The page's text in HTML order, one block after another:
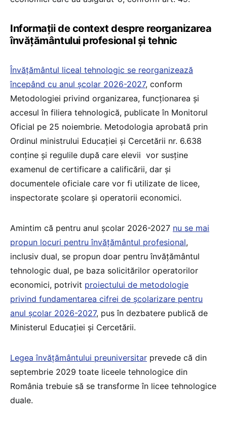
Informații de context despre reorganizarea
învățământului profesional și tehnic
Învățământul liceal tehnologic se reorganizează
începând cu anul școlar 2026-2027, conform
Metodologiei privind organizarea, funcționarea și
accesul în filiera tehnologică, publicate în Monitorul
Oficial pe 25 noiembrie. Metodologia aprobată prin
Ordinul ministrului Educației și Cercetării nr. 6.638
conține și regulile după care elevii vor susține
examenul de certificare a calificării, dar și
documentele oficiale care vor fi utilizate de licee,
inspectorate școlare și operatorii economici.
Amintim că pentru anul școlar 2026-2027 nu se mai
propun locuri pentru învățământul profesional,
inclusiv dual, se propun doar pentru învățământul
tehnologic dual, pe baza solicitărilor operatorilor
economici, potrivit proiectului de metodologie
privind fundamentarea cifrei de școlarizare pentru
anul școlar 2026-2027, pus în dezbatere publică de
Ministerul Educației și Cercetării.
Legea învățământului preuniversitar prevede că din
septembrie 2029 toate liceele tehnologice din
România trebuie să se transforme în licee tehnologice
duale.